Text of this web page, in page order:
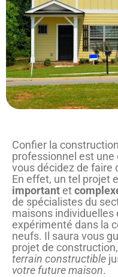
Confier la
professionnel est
vous décidez de faire
En effet, un tel projet
importantet
de spécialistes du
maisons individuelles
expérimenté dans la
neufs. Il saura vous
projet de
terrain constructible
votre future maison.